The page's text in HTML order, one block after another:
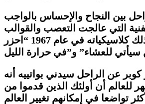
بين النجاح والإحساس بالواجب
التي عالجت التعصب والقوالب
النمطية، بما في ذلك كلاسيكياته في عام 1967 “احزر
للعشاء” و”في حرارة الليل
عن الراحل سيدني بواتييه أنه
للعالم أن أولئك الذين قدموا من
تواضعا في إمكانهم تغيير العالم